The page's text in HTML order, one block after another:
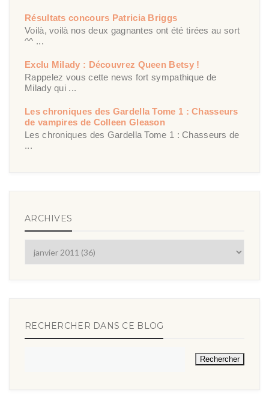
Résultats concours Patricia Briggs
Voilà, voilà nos deux gagnantes ont été tirées au sort
^^ ...
Exclu Milady : Découvrez Queen Betsy !
Rappelez vous cette news fort sympathique de
Milady qui ...
Les chroniques des Gardella Tome 1 : Chasseurs
de vampires de Colleen Gleason
Les chroniques des Gardella Tome 1 : Chasseurs de
...
ARCHIVES
RECHERCHER DANS CE BLOG